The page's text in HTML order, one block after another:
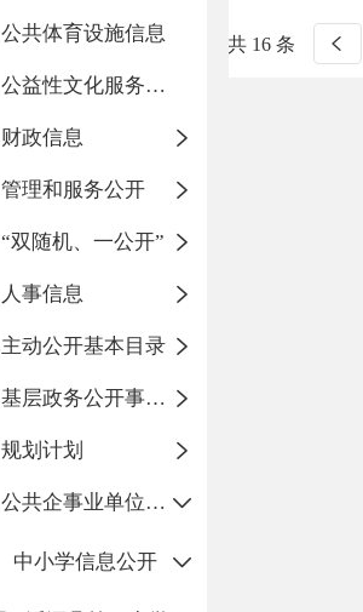
公共体育设施信息
公益性文化服务活动
财政信息
管理和服务公开
“双随机、一公开”
人事信息
主动公开基本目录
基层政务公开事项标准目录
规划计划
公共企事业单位信息公开
中小学信息公开
共 16 条